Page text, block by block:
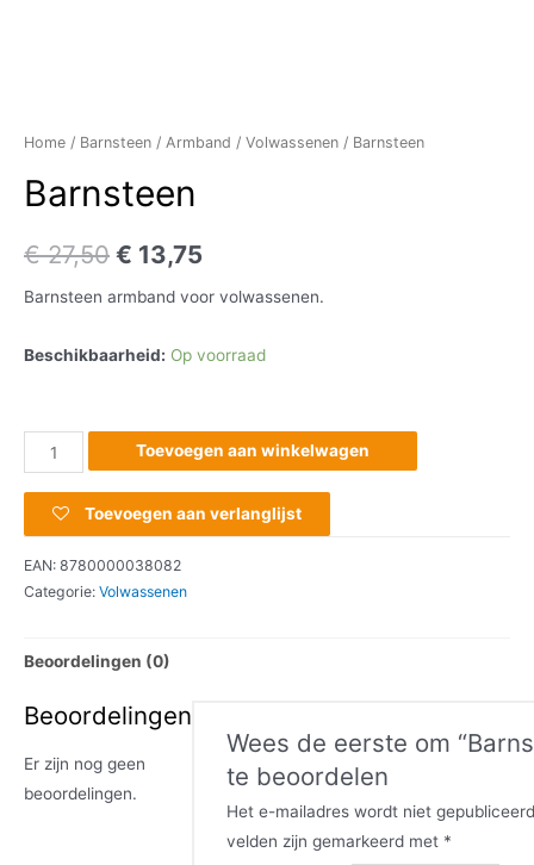
Home / Barnsteen / Armband / Volwassenen / Barnsteen
Barnsteen
€27,50 € 13,75
Barnsteen armband voor volwassenen.
Beschikbaarheid: Op voorraad
Toevoegen aan winkelwagen
Toevoegen aan verlanglijst
EAN: 8780000038082
Categorie: Volwassenen
Beoordelingen (0)
Beoordelingen
Er zijn nog geen
beoordelingen.
Wees de eerste om
te beoordelen
Het e-mailadres wordt niet
velden zijn gemarkeerd met *